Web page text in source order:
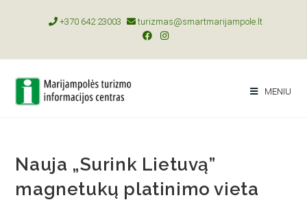
+370 642 23003 turizmas@smartmarijampole.lt
MENIU
Nauja „Surink Lietuvą”
magnetukų platinimo vieta